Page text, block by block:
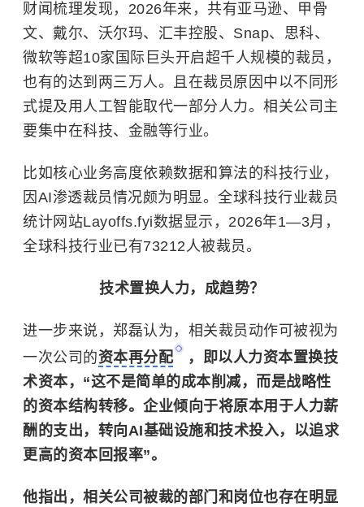
财闻梳理发现，2026年来，共有亚马逊、甲骨
文、戴尔、沃尔玛、汇丰控股、Snap、 思科、
微软等超10家国际巨头开启超千人规模的裁员，
也有的达到两三万人。且在裁员原因中以不同形
式提及用人工智能取代一部分人力。相关公司主
要集中在科技、金融等行业。
比如核心业务高度依赖数据和算法的科技行业，
因AI渗透裁员情况颇为明显。全球科技行业裁员
统计网站Layoffs.fyi数据显示，2026年1—3月，
全球科技行业已有73212人被裁员。
技术置换人力，成趋势？
进一步来说，郑磊认为，相关裁员动作可被视为
一次公司的资本再分配
，即以人力资本置换技
术资本，“这不是简单的成本削减，而是战略性
的资本结构转移。企业倾向于将原本用于人力薪
酬的支出，转向AI基础设施和技术投入，以追求
更高的资本回报率”。
他指出，相关公司被裁的部门和岗位也存在明显